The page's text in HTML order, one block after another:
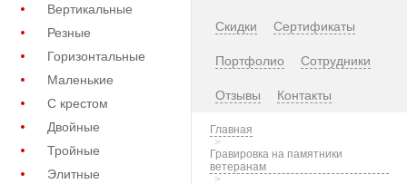
Вертикальные
Резные
Горизонтальные
Маленькие
С крестом
Двойные
Тройные
Элитные
Скидки Сертификаты
Портфолио Сотрудники
Отзывы Контакты
Главная
Гравировка на памятники
ветеранам